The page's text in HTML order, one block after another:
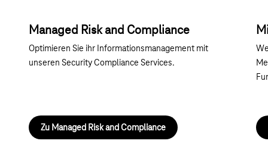
Managed Risk and Compliance
Optimieren Sie ihr Informationsmanagement mit
unseren Security Compliance Services.
Zu Managed Risk and Compliance